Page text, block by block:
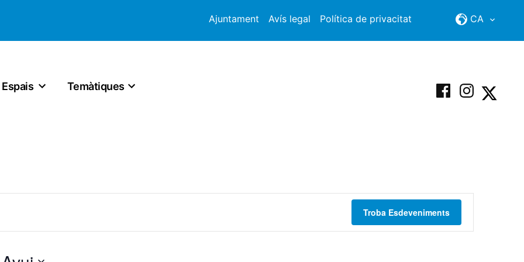
CA
Ajuntament Avís legal Política de privacitat
Espais Temàtiques Facebook
Instagram
X
Troba Esdeveniments